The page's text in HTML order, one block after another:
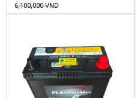
6,100,000 VND